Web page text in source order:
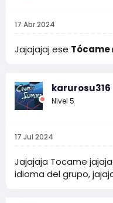
17 Abr 2024
Jajajajaj ese Tócame
karurosu316
Nivel 5
17 Jul 2024
Jajajaja Tocame
idioma del grupo,